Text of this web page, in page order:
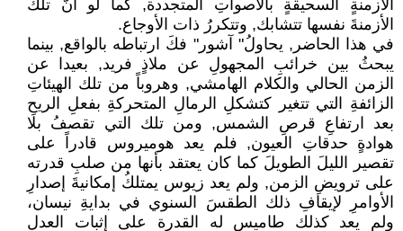
الأزمنةٍ السحيقةٍ بالأصواتِ المتجددة, كما لو أنَّ تلك
الأزمنةَ نفسها تتشابك, وتتكررُ ذات الأوجاع.
في هذا الحاضر, يحاولُ" آشور" فكَ ارتباطه بالواقع, بينما
يبحثُ بين خرائبِ المجهولِ عن ملاذٍ فريد, بعيدا عن
الزمن الحالي والكلام الهامشي, وهروباً من تلك الهيئاتِ
الزائفةِ التي تتغير كتشكلِ الرمالِ المتحركةِ بفعلِ الريحِ
بعد ارتفاعِ قرصِ الشمس, ومن تلك التي تقصفُ بلا
هوادةٍ حدقاتِ العيون, فلم يعد هوميروس قادراً على
تقصير الليلَ الطويلَ كما كان يعتقد بأنها من صلبِ قدرته
على ترويضِ الزمن, ولم يعد زيوس يمتلكُ إمكانيةَ إصدارِ
الأوامرِ لإيقافِ ذلك الطقسَ السنوي في بدايةِ نيسان،
ولم يعد كذلك طاميس له القدرة على إثبات العدل